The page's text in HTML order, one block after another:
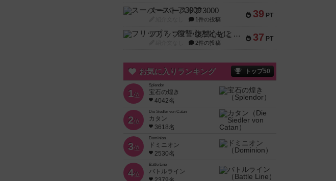
39 PT
スーパーストア3000
1件の投稿
37 PT
フリップ７：復讐心とともに
2件の投稿
お気に入りランキング トップ50
1位
Splendor
宝石の煌き
4042名
2位
Die Siedler von Catan
カタン
3618名
3位
Dominion
ドミニオン
2530名
4位
Battle Line
バトルライン